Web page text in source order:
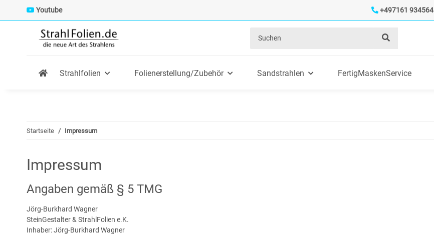
Youtube +497161 934564
Strahlfolien Folienerstellung/Zubehör Sandstrahlen FertigMaskenService
Startseite Impressum
Impressum
Angaben gemäß § 5 TMG
Jörg-Burkhard Wagner
SteinGestalter & StrahlFolien e.K.
Inhaber: Jörg-Burkhard Wagner